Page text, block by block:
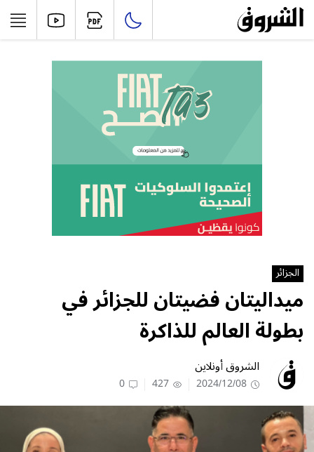
الجزائر
ميداليتان فضيتان للجزائر في
بطولة العالم للذاكرة
الشروق أونلاين
2024/12/08
427
0